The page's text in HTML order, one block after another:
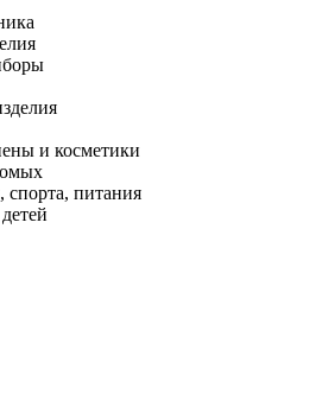
и косметики
спорта, питания